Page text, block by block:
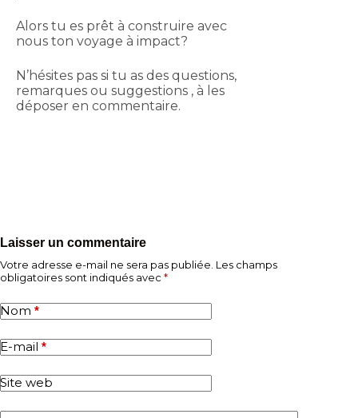
Alors tu es prêt à construire avec
nous ton voyage à impact?
N’hésites pas si tu as des questions,
remarques ou suggestions , à les
déposer en commentaire.
Laisser un commentaire
Votre adresse e-mail ne sera pas publiée. Les champs
obligatoires sont indiqués avec *
Nom *
E-mail *
Site web